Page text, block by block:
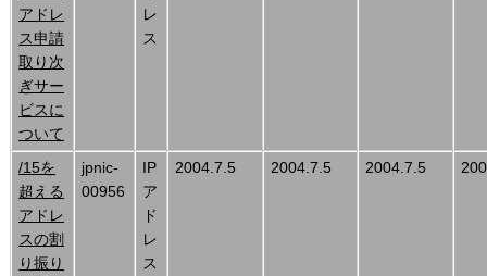
アドレ
ス申請
取り次
ぎサー
ビスに
ついて
レ
ス
/15を
超える
アドレ
スの割
り振り
jpnic-
00956
IP
ア
ド
レ
ス
2004.7.5 2004.7.5 2004.7.5